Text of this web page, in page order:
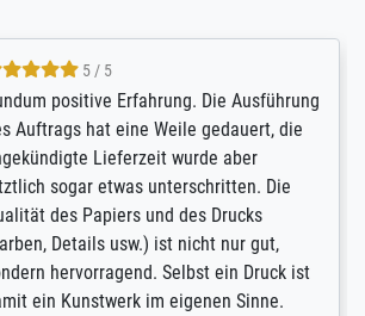
5 / 5
positive Erfahrung. Die Ausführung
hat eine Weile gedauert, die
Lieferzeit wurde aber
etwas unterschritten. Die
Papiers und des Drucks
Details usw.) ist nicht nur gut,
hervorragend. Selbst ein Druck ist
Kunstwerk im eigenen Sinne.